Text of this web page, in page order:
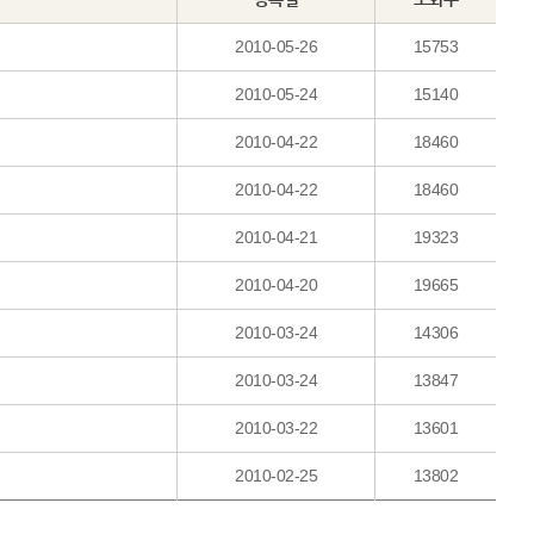
2010-05-26 15753
2010-05-24 15140
2010-04-22 18460
2010-04-22 18460
2010-04-21 19323
2010-04-20 19665
2010-03-24 14306
2010-03-24 13847
2010-03-22 13601
2010-02-25 13802